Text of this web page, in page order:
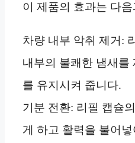
이 제품의 효과는 다
차량 내부 악취 제거:
내부의 불쾌한 냄새를
를 유지시켜 줍니다.
기분 전환: 리필 캡슐
게 하고 활력을 불어